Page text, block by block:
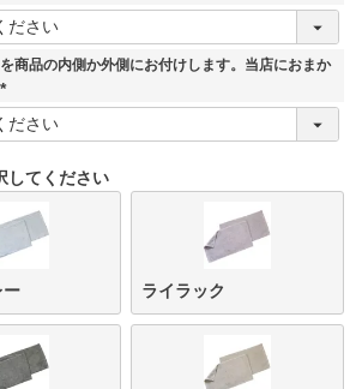
)
(
須
商品の内側か外側にお付けします。当店におまか
(
必
) してください
ー ライラック